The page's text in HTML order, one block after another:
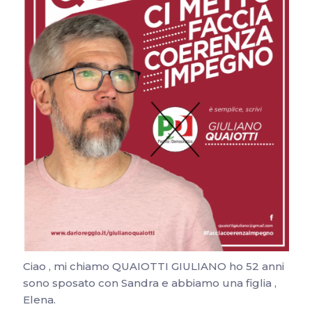
Ciao , mi chiamo QUAIOTTI GIULIANO ho 52 anni
sono sposato con Sandra e abbiamo una figlia ,
Elena.